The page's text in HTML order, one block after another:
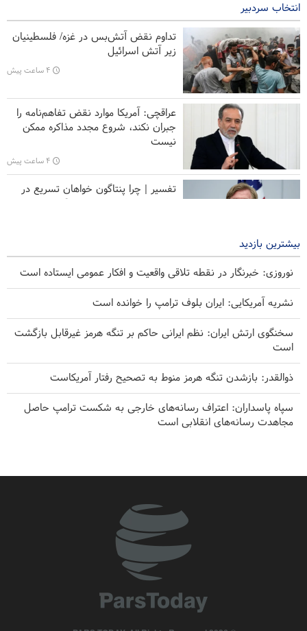
سخنگوی نیروهای مسلح یمن: نیروهای یمنی حمله گسترده و منحصر
به فرد انجام دادند
انتقاد نماینده سابق پاکستان از پیمان دفاعی جدید موسوم به توافق
مکه/ پایگاه‌های آمریکا، معمای امنیت منطقه است
عراقچی: ایران بر عهد مقاومت خود به رغم همه فشارها پابرجا ایستاده
سخنگوی ارتش ایران: نظم ایرانی حاکم بر تنگه هرمز غیرقابل بازگشت
است
انتخاب سردبیر
تداوم نقض آتش‌بس در غزه/ فلسطینیان
زیر آتش اسرائیل
۴ ساعت پیش
عراقچی: آمریکا موارد نقض تفاهم‌نامه را
جبران نکند، شروع مجدد مذاکره ممکن
نیست
۴ ساعت پیش
تفسیر | چرا پنتاگون خواهان تسریع در
تولید تسلیحات شده است؟
بیشترین بازدید
نوروزی: خبرنگار در نقطه تلاقی واقعیت و افکار عمومی ایستاده است
نشریه آمریکایی: ایران بلوف ترامپ را خوانده است
سخنگوی ارتش ایران: نظم ایرانی حاکم بر تنگه هرمز غیرقابل بازگشت
است
ذوالقدر: بازشدن تنگه هرمز منوط به تصحیح رفتار آمریکاست
سپاه پاسداران: اعتراف رسانه‌های خارجی به شکست ترامپ حاصل
مجاهدت رسانه‌های انقلابی است
فارن افرز: آمریکا باید غرب آسیا را ترک کند
پزشکیان: رزمندگان ما دنیا را به شگفتی واداشتند
سی‌ان‌ان افشا کرد: ستاد ارتش آمریکا به دنبال راهی برای خروج از